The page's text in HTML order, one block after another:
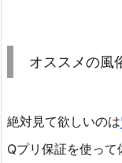
オススメの風
絶対見て欲しいのは
Qプリ保証を使っ